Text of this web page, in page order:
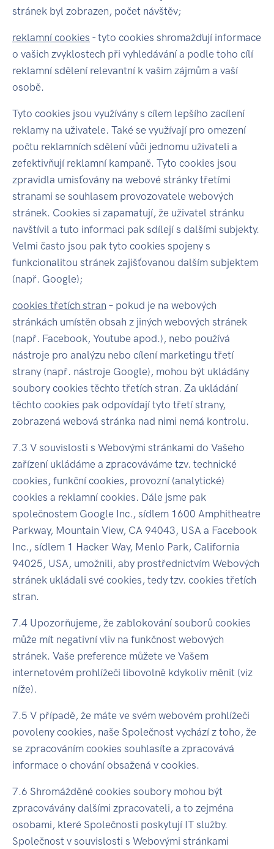
stránek byl zobrazen, počet návštěv;
reklamní cookies - tyto cookies shromažďují informace
o vašich zvyklostech při vyhledávání a podle toho cílí
reklamní sdělení relevantní k vašim zájmům a vaší
osobě.
Tyto cookies jsou využívány s cílem lepšího zacílení
reklamy na uživatele. Také se využívají pro omezení
počtu reklamních sdělení vůči jednomu uživateli a
zefektivňují reklamní kampaně. Tyto cookies jsou
zpravidla umisťovány na webové stránky třetími
stranami se souhlasem provozovatele webových
stránek. Cookies si zapamatují, že uživatel stránku
navštívil a tuto informaci pak sdílejí s dalšími subjekty.
Velmi často jsou pak tyto cookies spojeny s
funkcionalitou stránek zajišťovanou dalším subjektem
(např. Google);
cookies třetích stran – pokud je na webových
stránkách umístěn obsah z jiných webových stránek
(např. Facebook, Youtube apod.), nebo používá
nástroje pro analýzu nebo cílení marketingu třetí
strany (např. nástroje Google), mohou být ukládány
soubory cookies těchto třetích stran. Za ukládání
těchto cookies pak odpovídají tyto třetí strany,
zobrazená webová stránka nad nimi nemá kontrolu.
7.3 V souvislosti s Webovými stránkami do Vašeho
zařízení ukládáme a zpracováváme tzv. technické
cookies, funkční cookies, provozní (analytické)
cookies a reklamní cookies. Dále jsme pak
společnostem Google Inc., sídlem 1600 Amphitheatre
Parkway, Mountain View, CA 94043, USA a Facebook
Inc., sídlem 1 Hacker Way, Menlo Park, California
94025, USA, umožnili, aby prostřednictvím Webových
stránek ukládali své cookies, tedy tzv. cookies třetích
stran.
7.4 Upozorňujeme, že zablokování souborů cookies
může mít negativní vliv na funkčnost webových
stránek. Vaše preference můžete ve Vašem
internetovém prohlížeči libovolně kdykoliv měnit (viz
níže).
7.5 V případě, že máte ve svém webovém prohlížeči
povoleny cookies, naše Společnost vychází z toho, že
se zpracováním cookies souhlasíte a zpracovává
informace o chování obsažená v cookies.
7.6 Shromážděné cookies soubory mohou být
zpracovávány dalšími zpracovateli, a to zejména
osobami, které Společnosti poskytují IT služby.
Společnost v souvislosti s Webovými stránkami